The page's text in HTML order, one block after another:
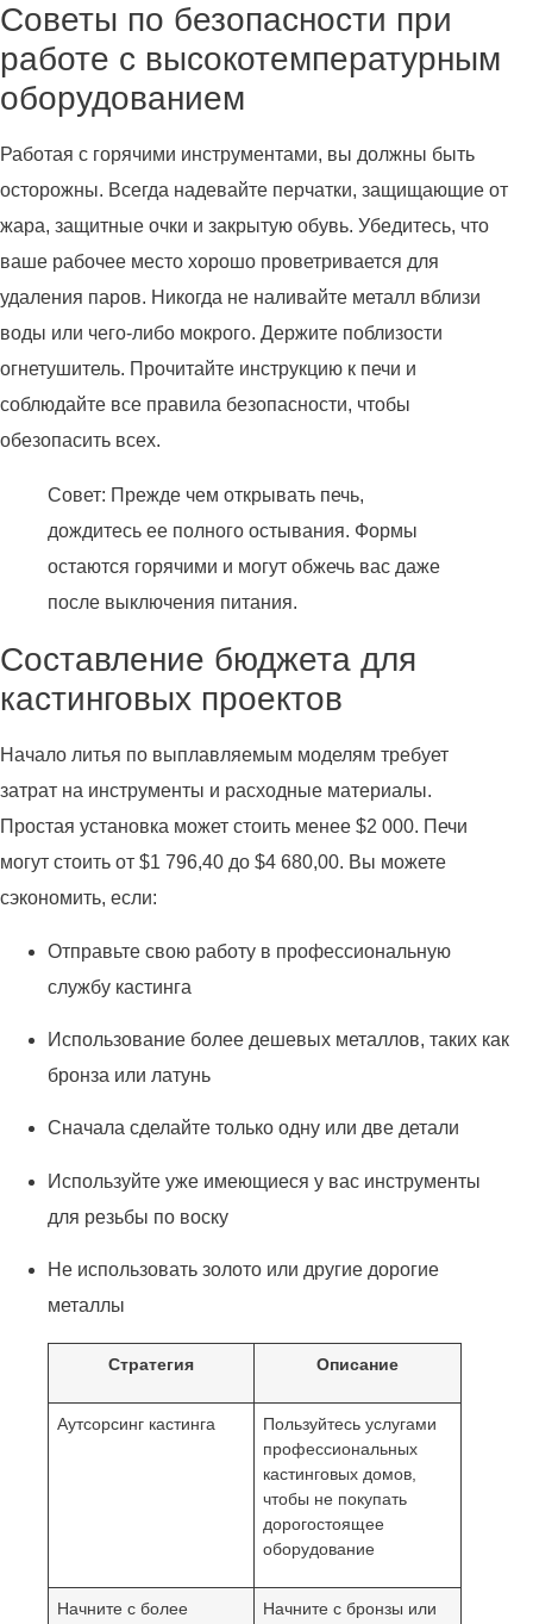
Советы по безопасности при
работе с высокотемпературным
оборудованием
Работая с горячими инструментами, вы должны быть
осторожны. Всегда надевайте перчатки, защищающие от
жара, защитные очки и закрытую обувь. Убедитесь, что
ваше рабочее место хорошо проветривается для
удаления паров. Никогда не наливайте металл вблизи
воды или чего-либо мокрого. Держите поблизости
огнетушитель. Прочитайте инструкцию к печи и
соблюдайте все правила безопасности, чтобы
обезопасить всех.
Совет: Прежде чем открывать печь,
дождитесь ее полного остывания. Формы
остаются горячими и могут обжечь вас даже
после выключения питания.
Составление бюджета для
кастинговых проектов
Начало литья по выплавляемым моделям требует
затрат на инструменты и расходные материалы.
Простая установка может стоить менее $2 000. Печи
могут стоить от $1 796,40 до $4 680,00. Вы можете
сэкономить, если:
Отправьте свою работу в профессиональную
службу кастинга
Использование более дешевых металлов, таких как
бронза или латунь
Сначала сделайте только одну или две детали
Используйте уже имеющиеся у вас инструменты
для резьбы по воску
Не использовать золото или другие дорогие
металлы
Стратегия Описание
Аутсорсинг кастинга
Пользуйтесь услугами
профессиональных
кастинговых домов,
чтобы не покупать
дорогостоящее
оборудование
Начните с более Начните с бронзы или